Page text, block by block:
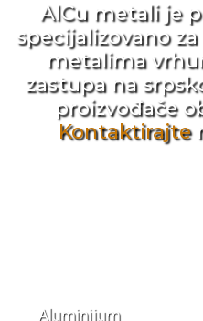
AlCu metali je
specijalizovano
metalima
zastupa na
proizvođače
Kontaktirajte
Aluminijum